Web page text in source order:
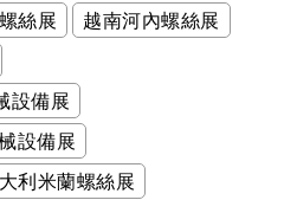
絲展
越南河內螺絲展
設備展
設備展
利米蘭螺絲展